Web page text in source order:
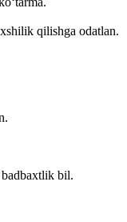
qilishga odatlan.
bil.